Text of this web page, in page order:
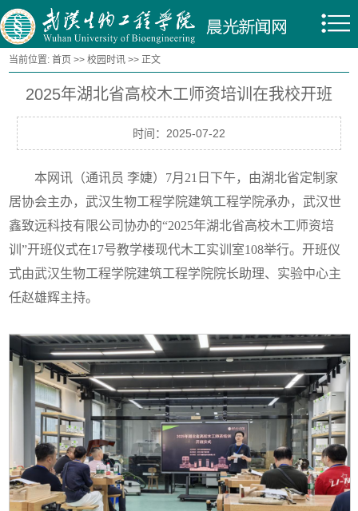
当前位置:首页 >>校园时讯 >> 正文
2025年湖北省高校木工师资培训在我校开班
时间：2025-07-22
本网讯（通讯员 李婕）7月21日下午，由湖北省定制家
居协会主办，武汉生物工程学院建筑工程学院承办，武汉世
鑫致远科技有限公司协办的“2025年湖北省高校木工师资培
训”开班仪式在17号教学楼现代木工实训室108举行。开班仪
式由武汉生物工程学院建筑工程学院院长助理、实验中心主
任赵雄辉主持。